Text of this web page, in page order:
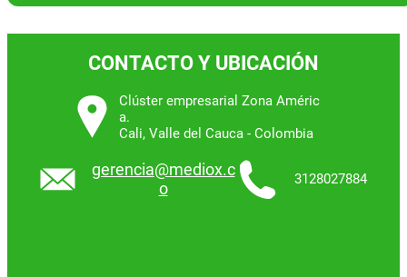
CONTACTO Y UBICACIÓN
Clúster empresarial Zona Améric
a.
Cali, Valle del Cauca - Colombia
gerencia@mediox.c
o
3128027884